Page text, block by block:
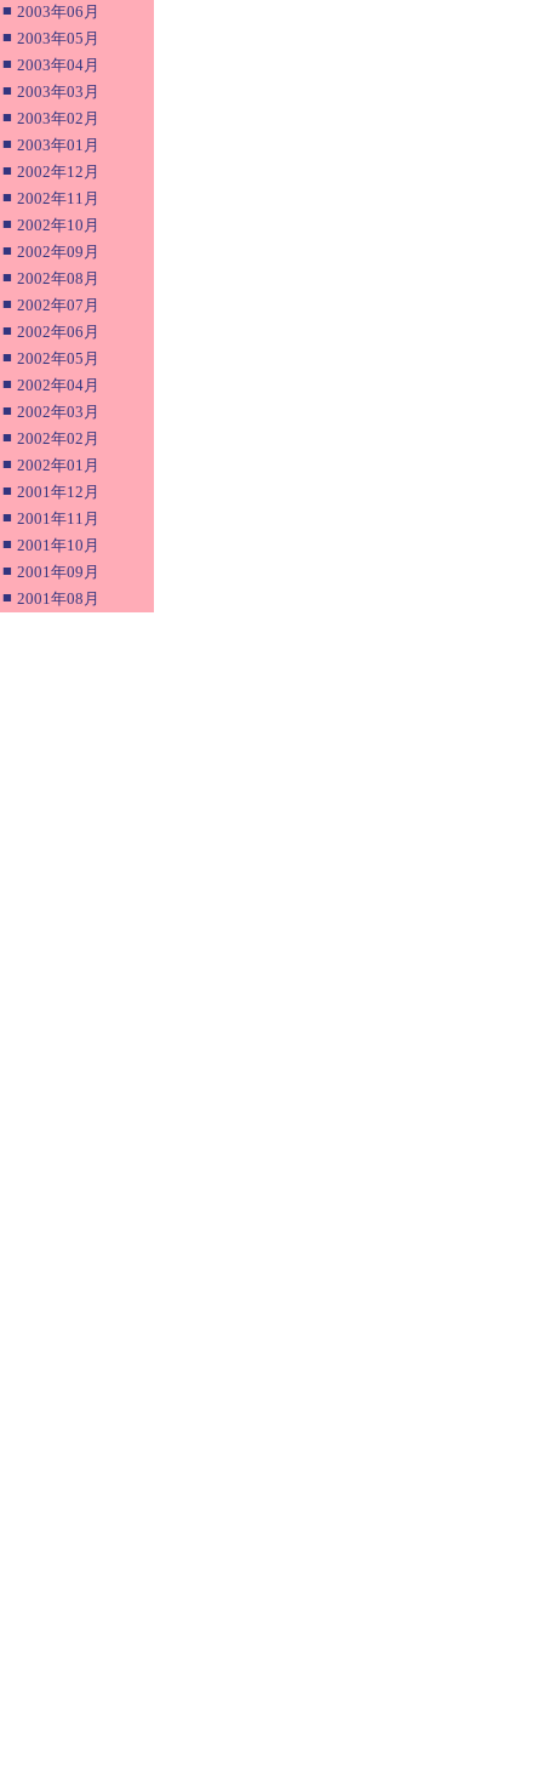
■ 2003年06月
■ 2003年05月
■ 2003年04月
■ 2003年03月
■ 2003年02月
■ 2003年01月
■ 2002年12月
■ 2002年11月
■ 2002年10月
■ 2002年09月
■ 2002年08月
■ 2002年07月
■ 2002年06月
■ 2002年05月
■ 2002年04月
■ 2002年03月
■ 2002年02月
■ 2002年01月
■ 2001年12月
■ 2001年11月
■ 2001年10月
■ 2001年09月
■ 2001年08月